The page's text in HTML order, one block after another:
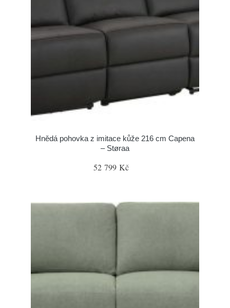
Hnědá pohovka z imitace kůže 216 cm Capena
– Støraa
52 799 Kč